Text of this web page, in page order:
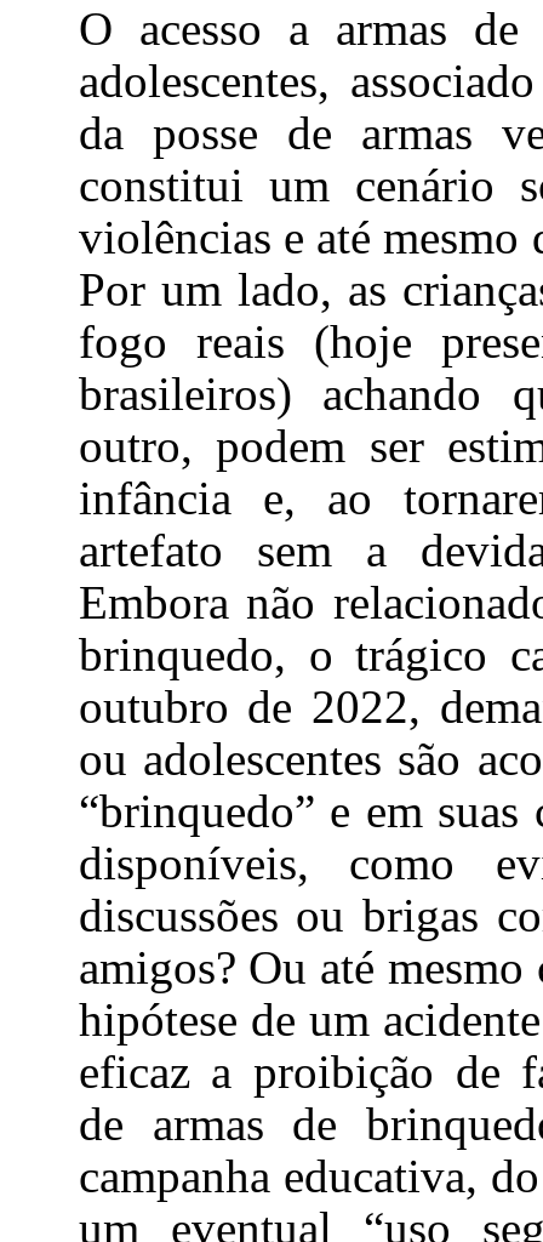
O acesso a armas
adolescentes,
da posse de armas
constitui um cenário
violências e até mesmo
Por um lado, as
fogo reais (hoje
brasileiros) achando
outro, podem ser
infância e, ao
artefato sem a
Embora não
brinquedo, o trágico
outubro de 2022,
ou adolescentes são
“brinquedo” e em suas
disponíveis, como
discussões ou brigas
amigos? Ou até
hipótese de um
eficaz a proibição de
de armas de
campanha educativa,
um eventual “uso